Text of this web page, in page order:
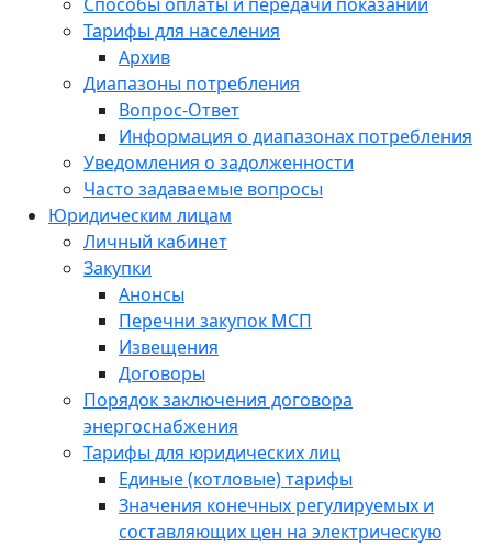
Тарифы для населения
Архив
Диапазоны потребления
Вопрос-Ответ
Информация о диапазонах потребления
Уведомления о задолженности
Часто задаваемые вопросы
Юридическим лицам
Личный кабинет
Закупки
Анонсы
Перечни закупок МСП
Извещения
Договоры
Порядок заключения договора
энергоснабжения
Тарифы для юридических лиц
Единые (котловые) тарифы
Значения конечных регулируемых и
составляющих цен на электрическую